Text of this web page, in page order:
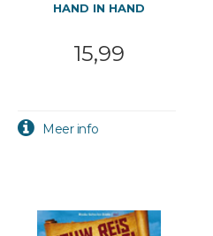
HAND IN HAND
15,99